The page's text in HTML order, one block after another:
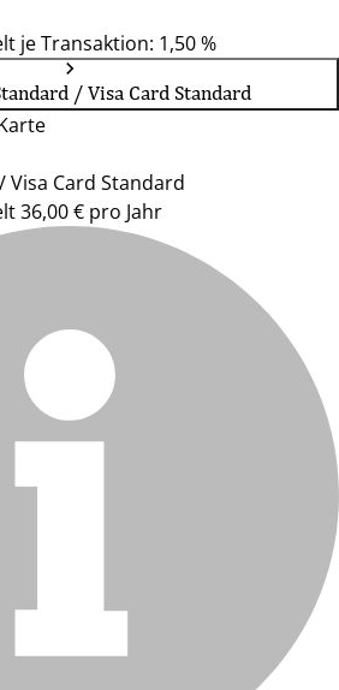
je Transaktion: 1,50 %
/ Visa Card Standard
Card Standard
36,00 € pro Jahr